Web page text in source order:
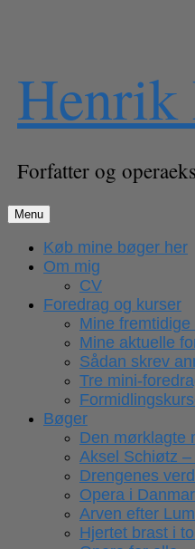
content
Henrik
Forfatter og
Menu
Køb mine bøger her
Om mig
CV
Foredrag og kurser
Mine
Mine aktuelle
Sådan skrev
Tre mini-
Bøger
Den mørklagte
Aksel Schiøtz
Drengenes
Opera i
Arven efter
Hjertet brast i